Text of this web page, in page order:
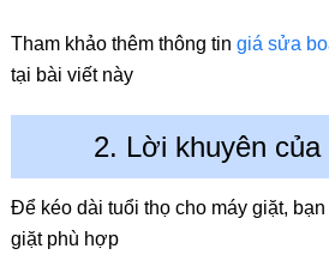
Tham khảo thêm thông tin giá sửa
tại bài viết này
2. Lời khuyên của
Để kéo dài tuổi thọ cho máy giặt,
giặt phù hợp